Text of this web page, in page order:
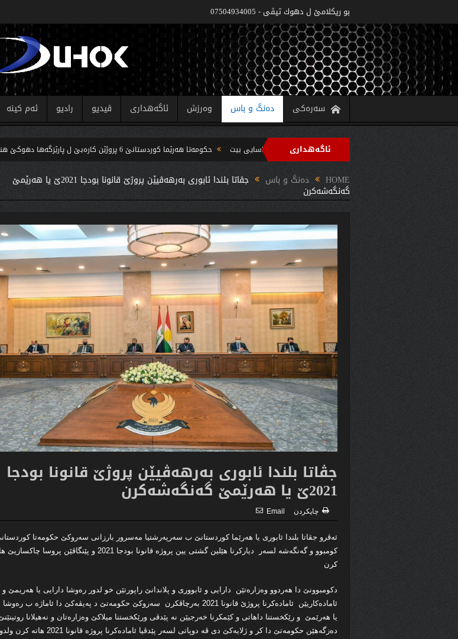
بو ريكلامێ ل دهوك تیڤی - 07504934005
سەرەکی دەنگ و باس وەرزش ئاگەهداری ڤیدیو رادیو ئەم کینە
ئاگەهداری په‌روه‌ردێ: ده‌واما سالا خواندنێ 2022/2021 دێ یا ئاسایى بیت حکومەتا هەرێما کوردستانێ 6 پروژێن کارەبێ ل پارێزگەها دهوکێ هنارتنه‌ قوناغا بجهئینانێ
مه‌سرور بارزانى جڤاتا وه‌زیران كومبوو و چه‌ندین بریار ده‌رئێخستن
HOME دەنگ و باس جڤاتا بلندا ئابورى به‌رهه‌ڤیێن پروژێ قانونا بودجا 2021ێ یا هه‌رێمێ
گه‌نگه‌شه‌كرن
جڤاتا بلندا ئابورى به‌رهه‌ڤیێن پروژێ قانونا بودجا
2021ێ یا هه‌رێمێ گه‌نگه‌شه‌كرن
چاپكردن Email
ئه‌ڤرو جڤاتا بلندا ئابورى یا هه‌رێما كوردستانێ ب سه‌رپه‌رشتیا مه‌سرور بارزانى سه‌روكێ حكومه‌تا
كومبوو و گه‌نگه‌شه‌ لسه‌ر دیاركرنا هێلین گشتى یین پروژه‌ قانونا بودجا 2021 و پێنگاڤێن پروسا
كرن
دكومبوونێ دا هه‌ردوو وه‌زاره‌تێن دارایی و ئابووری و پلاندانێ راپورتێن خو لدور ره‌وشا دارایی یا هه‌ریمێ و
ئاماده‌كاریێن ئاماده‌كرنا پروژێ قانونا 2021 به‌رچاڤكرن سه‌روكێ حكومه‌تێ د په‌یڤه‌كێ دا ئاماژه‌ ب
یا هه‌رێمێ و رێكخستنا داهاتی و كێمكرنا خه‌رجیێن نه‌ پێدڤى ورێكخستنا میلاكێ وه‌زاره‌تان و نه‌هیلانا
ده‌زگه‌هێن حكومه‌تێ دا كر و ژلایه‌كێ دى ڤه‌ دوپاتی لسه‌ر پێدڤیا ئاماده‌كرنا پروژه‌